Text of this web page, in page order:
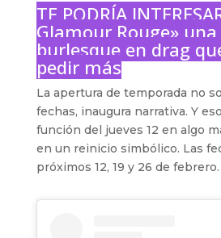
TE PODRÍA
Glamour Rouge»
burlesque en drag
pedir más
La apertura de temporada no
fechas, inaugura narrativa. Y
función del jueves 12 en algo
en un reinicio simbólico. Las
próximos 12, 19 y 26 de febrero.